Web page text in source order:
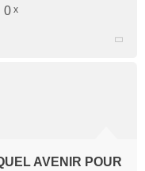
0 x
AVENIR POUR